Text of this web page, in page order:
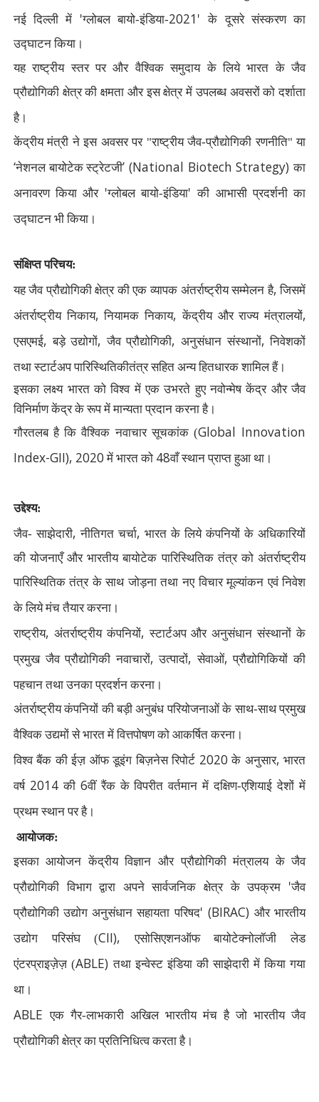
नई दिल्ली में 'ग्लोबल बायो-इंडिया-2021'के दूसरे संस्करण का
उद्घाटन किया।
यह राष्ट्रीय स्तर पर और वैश्विक समुदाय के लिये भारत के जैव
प्रौद्योगिकी क्षेत्र की क्षमता और इस क्षेत्र में उपलब्ध अवसरों को दर्शाता
है।
केंद्रीय मंत्री ने इस अवसर पर "राष्ट्रीय जैव-प्रौद्योगिकी रणनीति" या
‘नेशनल बायोटेक स्ट्रेटजी’ (National Biotech Strategy)का
अनावरण किया और 'ग्लोबल बायो-इंडिया'की आभासी प्रदर्शनी का
उद्घाटन भी किया।
संक्षिप्त परिचय:
यह जैव प्रौद्योगिकी क्षेत्र की एक व्यापक अंतर्राष्ट्रीय सम्मेलन है,जिसमें
अंतर्राष्ट्रीय निकाय,नियामक निकाय,केंद्रीय और राज्य मंत्रालयों,
एसएमई,बड़े उद्योगों,जैव प्रौद्योगिकी, अनुसंधान संस्थानों,निवेशकों
तथा स्टार्टअप पारिस्थितिकीतंत्र सहित अन्य हितधारक शामिल हैं।
इसका लक्ष्य भारत को विश्व में एक उभरते हुए नवोन्मेष केंद्र और जैव
विनिर्माण केंद्र के रूप में मान्यता प्रदान करना है।
गौरतलब है कि वैश्विक नवाचार सूचकांक (Global Innovation
Index-GII), 2020 में भारत को 48वाँ स्थान प्राप्त हुआ था।
उद्देश्य:
जैव- साझेदारी,नीतिगत चर्चा,भारत के लिये कंपनियों के अधिकारियों
की योजनाएँ और भारतीय बायोटेक पारिस्थितिक तंत्र को अंतर्राष्ट्रीय
पारिस्थितिक तंत्र के साथ जोड़ना तथा नए विचार मूल्यांकन एवं निवेश
के लिये मंच तैयार करना।
राष्ट्रीय, अंतर्राष्ट्रीय कंपनियों,स्टार्टअप और अनुसंधान संस्थानों के
प्रमुख जैव प्रौद्योगिकी नवाचारों,उत्पादों,सेवाओं,प्रौद्योगिकियों की
पहचान तथा उनका प्रदर्शन करना।
अंतर्राष्ट्रीय कंपनियों की बड़ी अनुबंध परियोजनाओं के साथ-साथ प्रमुख
वैश्विक उद्यमों से भारत में वित्तपोषण को आकर्षित करना।
विश्व बैंक की ईज़ ऑफ डूइंग बिज़नेस रिपोर्ट 2020 के अनुसार,भारत
वर्ष 2014की 6वीं रैंक के विपरीत वर्तमान में दक्षिण-एशियाई देशों में
प्रथम स्थान पर है।
आयोजक:
इसका आयोजन केंद्रीय विज्ञान और प्रौद्योगिकी मंत्रालय के जैव
प्रौद्योगिकी विभाग द्वारा अपने सार्वजनिक क्षेत्र के उपक्रम 'जैव
प्रौद्योगिकी उद्योग अनुसंधान सहायता परिषद' (BIRAC) और भारतीय
उद्योग परिसंघ (CII),एसोसिएशनऑफ बायोटेक्नोलॉजी लेड
एंटरप्राइज़ेज़ (ABLE)तथा इन्वेस्ट इंडिया की साझेदारी में किया गया
था।
ABLEएक गैर-लाभकारी अखिल भारतीय मंच है जो भारतीय जैव
प्रौद्योगिकी क्षेत्र का प्रतिनिधित्व करता है।